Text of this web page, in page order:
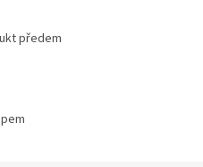
předem